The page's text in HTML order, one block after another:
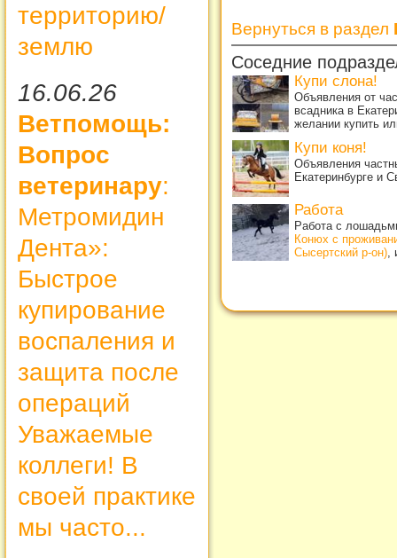
территорию/
землю
16.06.26
Ветпомощь:
Вопрос
ветеринару:
Метромидин
Дента»:
Быстрое
купирование
воспаления и
защита после
операций
Уважаемые
коллеги! В
своей практике
мы часто...
Вернуться в раздел
Соседние
Купи слона!
Объявления от
всадника в
желании купить
Купи коня!
Объявления
Екатеринбурге и
Работа
Работа с
Конюх с
Сысертский р-он)